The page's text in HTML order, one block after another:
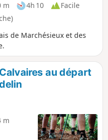
m 4h 10
Facile
de Marchésieux et des
au départ
m